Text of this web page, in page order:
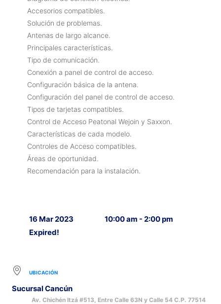
Accesorios compatibles.
Solución de problemas.
Antenas de largo alcance.
Principales características.
Tipo de comunicación.
Conexión a panel de control de acceso.
Configuración básica de la antena.
Configuración del panel de control de acceso.
Tipos de tarjetas compatibles.
Control de Acceso Peatonal Wejoin y Saxxon.
Características de cada modelo.
Controles de Acceso compatibles.
Áreas de oportunidad.
Recomendación para la instalación.
16 Mar 2023
Expired!
10:00 am - 2:00 pm
UBICACIÓN
Sucursal Cancún
Av. Chichén Itzá #513, Entre Calle 63N y Calle 54 C.P. 77514